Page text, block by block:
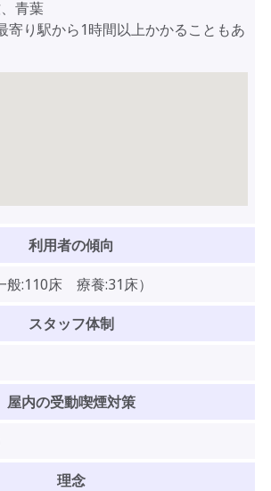
青葉
り駅から1時間以上かかることもあ
利用者の傾向
般:110床 療養:31床）
スタッフ体制
屋内の受動喫煙対策
理念